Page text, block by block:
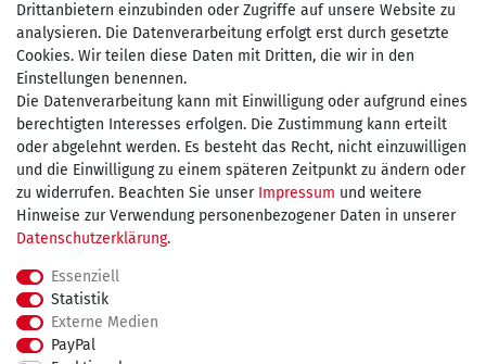
Zahlen Sie bequem per
Wir versenden mit
kostenfreie Lieferung
innerhalb Deutschland ab 75€
Impressum
Drittanbietern einzubinden oder Zugriffe auf unsere Website zu
analysieren. Die Datenverarbeitung erfolgt erst durch gesetzte
Cookies. Wir teilen diese Daten mit Dritten, die wir in den
Einstellungen benennen.
Die Datenverarbeitung kann mit Einwilligung oder aufgrund eines
berechtigten Interesses erfolgen. Die Zustimmung kann erteilt
oder abgelehnt werden. Es besteht das Recht, nicht einzuwilligen
und die Einwilligung zu einem späteren Zeitpunkt zu ändern oder
zu widerrufen. Beachten Sie unser Impressum und weitere
Hinweise zur Verwendung personenbezogener Daten in unserer
Daten­schutz­erklärung.
Essenziell
Statistik
Externe Medien
PayPal